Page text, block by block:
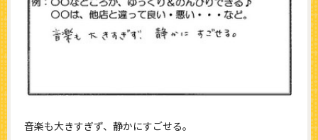
音楽も大きすぎず、静かにすごせる。